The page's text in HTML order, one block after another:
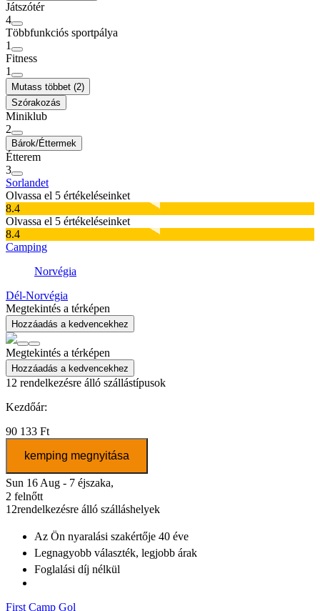
Játszótér
4
Többfunkciós sportpálya
1
Fitness
1
Mutass többet (2)
Szórakozás
Miniklub
2
Bárok/Éttermek
Étterem
3
Sorlandet
Olvassa el 5 értékeléseinket
8.4
Olvassa el 5 értékeléseinket
8.4
Camping
Norvégia
Dél-Norvégia
Megtekintés a térképen
Hozzáadás a kedvencekhez
Megtekintés a térképen
Hozzáadás a kedvencekhez
12 rendelkezésre álló szállástípusok
Kezdőár:
90 133 Ft
kemping megnyitása
Sun 16 Aug - 7 éjszaka,
2 felnőtt
12rendelkezésre álló szálláshelyek
Az Ön nyaralási szakértője 40 éve
Legnagyobb választék, legjobb árak
Foglalási díj nélkül
First Camp Gol